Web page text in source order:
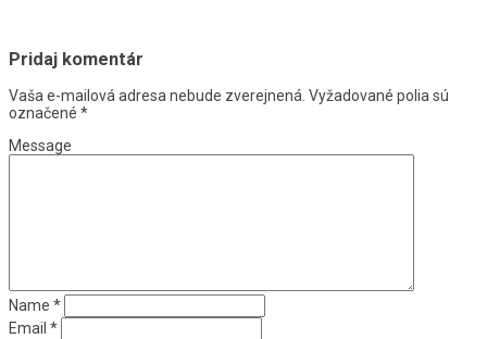
Pridaj komentár
Vaša e-mailová adresa nebude zverejnená. Vyžadované polia sú
označené *
Message
Name *
Email *